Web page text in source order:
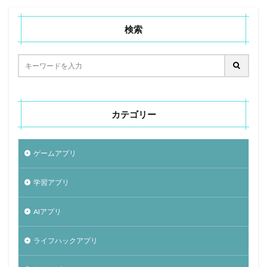
検索
カテゴリー
ゲームアプリ
学習アプリ
AIアプリ
ライフハックアプリ